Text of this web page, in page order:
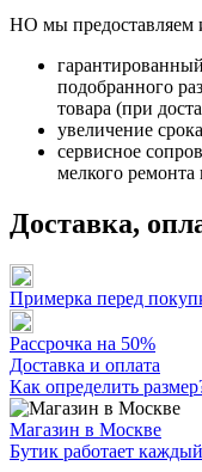
НО мы предоставляем
подобранного
товара (при
увеличение
сервисное
мелкого ремонта
Доставка,
Примерка перед
Рассрочка на 50%
Доставка и оплата
Как определить
Магазин в Москве
Бутик работает